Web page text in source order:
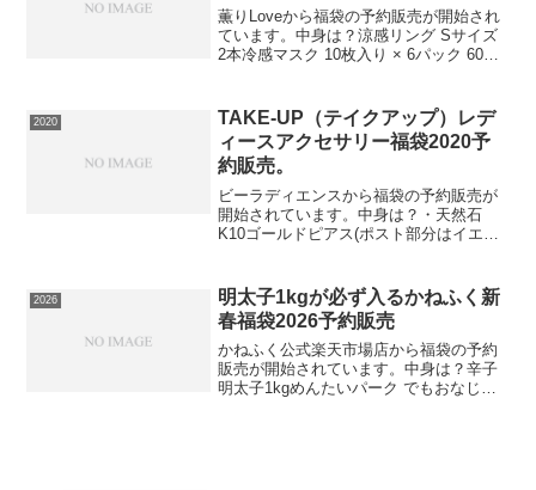
薫りLoveから福袋の予約販売が開始され
ています。中身は？涼感リング Sサイズ
2本冷感マスク 10枚入り × 6パック 60枚
めの在庫確認をお願いします。楽天カー
ド...
2020
TAKE-UP（テイクアップ）レデ
ィースアクセサリー福袋2020予
約販売。
ビーラディエンスから福袋の予約販売が
開始されています。中身は？・天然石
K10ゴールドピアス(ポスト部分はイエロ
を使用)・天然石orアコヤパールK10ゴー
ルドネックレ...
2026
明太子1kgが必ず入るかねふく新
春福袋2026予約販売
かねふく公式楽天市場店から福袋の予約
販売が開始されています。中身は？辛子
明太子1kgめんたいパーク でもおなじみ